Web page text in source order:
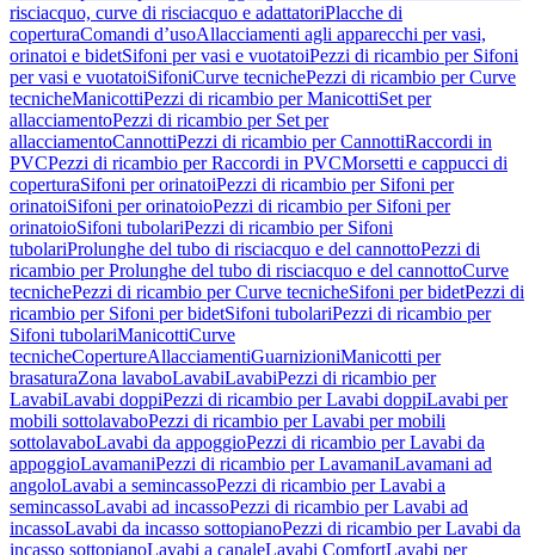
risciacquo, curve di risciacquo e adattatoriPlacche di
coperturaComandi d’usoAllacciamenti agli apparecchi per vasi,
orinatoi e bidetSifoni per vasi e vuotatoiPezzi di ricambio per Sifoni
per vasi e vuotatoiSifoniCurve tecnichePezzi di ricambio per Curve
tecnicheManicottiPezzi di ricambio per ManicottiSet per
allacciamentoPezzi di ricambio per Set per
allacciamentoCannottiPezzi di ricambio per CannottiRaccordi in
PVCPezzi di ricambio per Raccordi in PVCMorsetti e cappucci di
coperturaSifoni per orinatoiPezzi di ricambio per Sifoni per
orinatoiSifoni per orinatoioPezzi di ricambio per Sifoni per
orinatoioSifoni tubolariPezzi di ricambio per Sifoni
tubolariProlunghe del tubo di risciacquo e del cannottoPezzi di
ricambio per Prolunghe del tubo di risciacquo e del cannottoCurve
tecnichePezzi di ricambio per Curve tecnicheSifoni per bidetPezzi di
ricambio per Sifoni per bidetSifoni tubolariPezzi di ricambio per
Sifoni tubolariManicottiCurve
tecnicheCopertureAllacciamentiGuarnizioniManicotti per
brasaturaZona lavaboLavabiLavabiPezzi di ricambio per
LavabiLavabi doppiPezzi di ricambio per Lavabi doppiLavabi per
mobili sottolavaboPezzi di ricambio per Lavabi per mobili
sottolavaboLavabi da appoggioPezzi di ricambio per Lavabi da
appoggioLavamaniPezzi di ricambio per LavamaniLavamani ad
angoloLavabi a semincassoPezzi di ricambio per Lavabi a
semincassoLavabi ad incassoPezzi di ricambio per Lavabi ad
incassoLavabi da incasso sottopianoPezzi di ricambio per Lavabi da
incasso sottopianoLavabi a canaleLavabi ComfortLavabi per